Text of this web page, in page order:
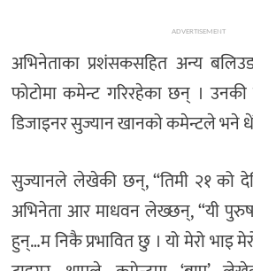
ADVERTISEMENT
अभिनेताका प्रशंसकसहित अन्य
फोटोमा कमेन्ट गरिरहेका छन् । उनकी
डिजाइनर सुज्यान खानको कमेन्टले भने
सुज्यानले लेखेकी छन्, “तिमी २१ को
अभिनेता आर माधवन लेख्छन्, “यी
हुन्…म निकै प्रभावित छु । यो मेरो भाइ